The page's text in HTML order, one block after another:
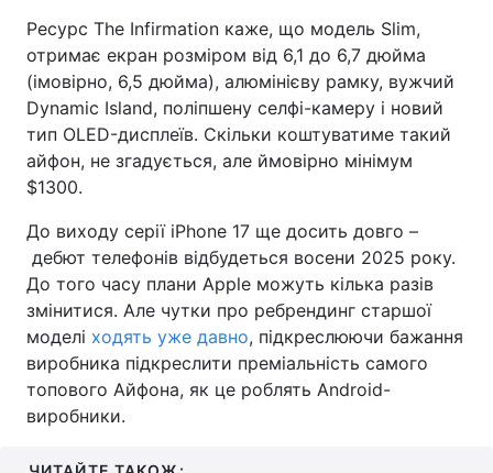
Ресурс The Infirmation каже, що модель Slim,
отримає екран розміром від 6,1 до 6,7 дюйма
(імовірно, 6,5 дюйма), алюмінієву рамку, вужчий
Dynamic Island, поліпшену селфі-камеру і новий
тип OLED-дисплеїв. Скільки коштуватиме такий
айфон, не згадується, але ймовірно мінімум
$1300.
До виходу серії iPhone 17 ще досить довго –
дебют телефонів відбудеться восени 2025 року.
До того часу плани Apple можуть кілька разів
змінитися. Але чутки про ребрендинг старшої
моделі ходять уже давно, підкреслюючи бажання
виробника підкреслити преміальність самого
топового Айфона, як це роблять Android-
виробники.